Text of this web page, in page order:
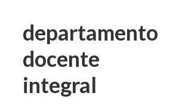
departamento
docente
integral